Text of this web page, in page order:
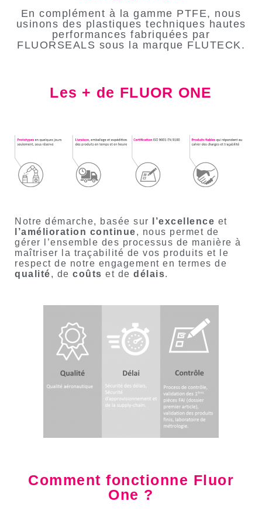
En complément à la gamme PTFE, nous
usinons des plastiques techniques hautes
performances fabriquées par
FLUORSEALS sous la marque FLUTECK.
Les + de FLUOR ONE
Notre démarche, basée sur l’excellence et
l’amélioration continue, nous permet de
gérer l’ensemble des processus de manière à
maîtriser la traçabilité de vos produits et le
respect de notre engagement en termes de
qualité, de coûts et de délais.
Comment fonctionne Fluor
One ?